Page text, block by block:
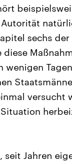
sechs
versucht
seit Jahren